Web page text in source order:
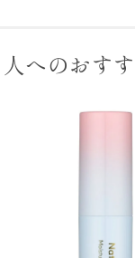
人へのおす